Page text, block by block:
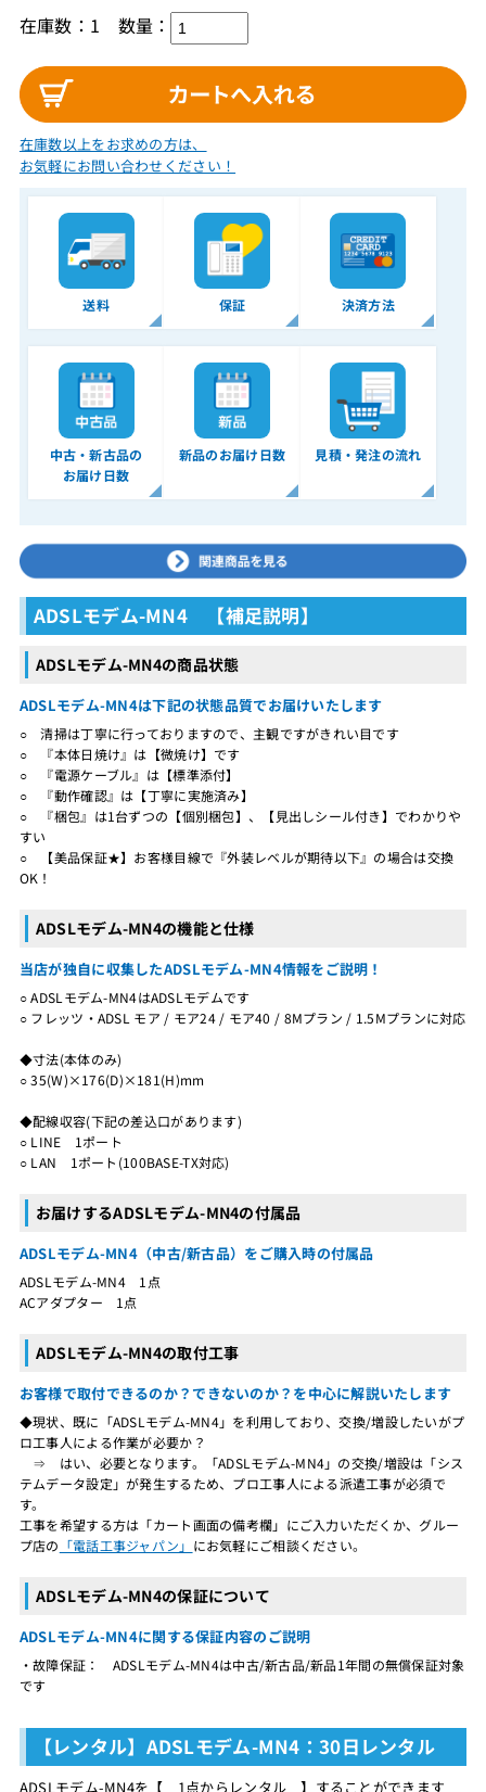
在庫数：1 数量：
在庫数以上をお求めの方は、
お気軽にお問い合わせください！
送料 保証 決済方法
中古・新古品の
お届け日数
新品のお届け日数 見積・発注の流れ
ADSLモデム-MN4 【補足説明】
ADSLモデム-MN4の商品状態
ADSLモデム-MN4は下記の状態品質でお届けいたします
○ 清掃は丁寧に行っておりますので、主観ですがきれい目です
○ 『本体日焼け』は【微焼け】です
○ 『電源ケーブル』は【標準添付】
○ 『動作確認』は【丁寧に実施済み】
○ 『梱包』は1台ずつの【個別梱包】、【見出しシール付き】でわかりや
すい
○ 【美品保証★】お客様目線で『外装レベルが期待以下』の場合は交換
OK！
ADSLモデム-MN4の機能と仕様
当店が独自に収集したADSLモデム-MN4情報をご説明！
○ ADSLモデム-MN4はADSLモデムです
○ フレッツ・ADSL モア / モア24 / モア40 / 8Mプラン / 1.5Mプランに対応
◆寸法(本体のみ)
○ 35(W)×176(D)×181(H)mm
◆配線収容(下記の差込口があります)
○ LINE 1ポート
○ LAN 1ポート(100BASE-TX対応)
お届けするADSLモデム-MN4の付属品
ADSLモデム-MN4（中古/新古品）をご購入時の付属品
ADSLモデム-MN4 1点
ACアダプター 1点
ADSLモデム-MN4の取付工事
お客様で取付できるのか？できないのか？を中心に解説いたします
◆現状、既に「ADSLモデム-MN4」を利用しており、交換/増設したいがプ
ロ工事人による作業が必要か？
⇒ はい、必要となります。「ADSLモデム-MN4」の交換/増設は「シス
テムデータ設定」が発生するため、プロ工事人による派遣工事が必須で
す。
工事を希望する方は「カート画面の備考欄」にご入力いただくか、グルー
プ店の 「電話工事ジャパン」 にお気軽にご相談ください。
ADSLモデム-MN4の保証について
ADSLモデム-MN4に関する保証内容のご説明
・故障保証： ADSLモデム-MN4は中古/新古品/新品1年間の無償保証対象
です
【レンタル】ADSLモデム-MN4：30日レンタル
ADSLモデム-MN4を【 1点からレンタル 】することができます